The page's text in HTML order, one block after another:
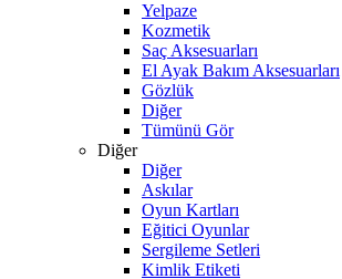
Yelpaze
Kozmetik
Saç Aksesuarları
El Ayak Bakım Aksesuarları
Gözlük
Diğer
Tümünü Gör
Diğer
Diğer
Askılar
Oyun Kartları
Eğitici Oyunlar
Sergileme Setleri
Kimlik Etiketi